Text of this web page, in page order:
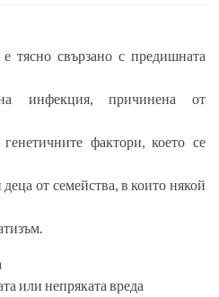
тясно свързано с предишната
инфекция, причинена от
фактори, което се
от семейства, в които някой
или непряката вреда